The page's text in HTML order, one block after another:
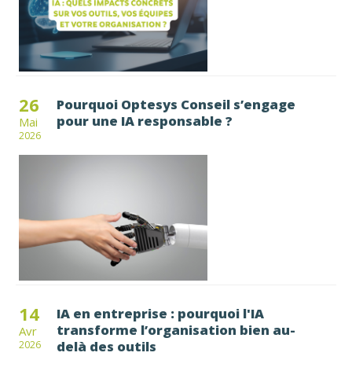
26
Mai
2026
Pourquoi Optesys Conseil s’engage
pour une IA responsable ?
14
Avr
2026
IA en entreprise : pourquoi l'IA
transforme l’organisation bien au-
delà des outils